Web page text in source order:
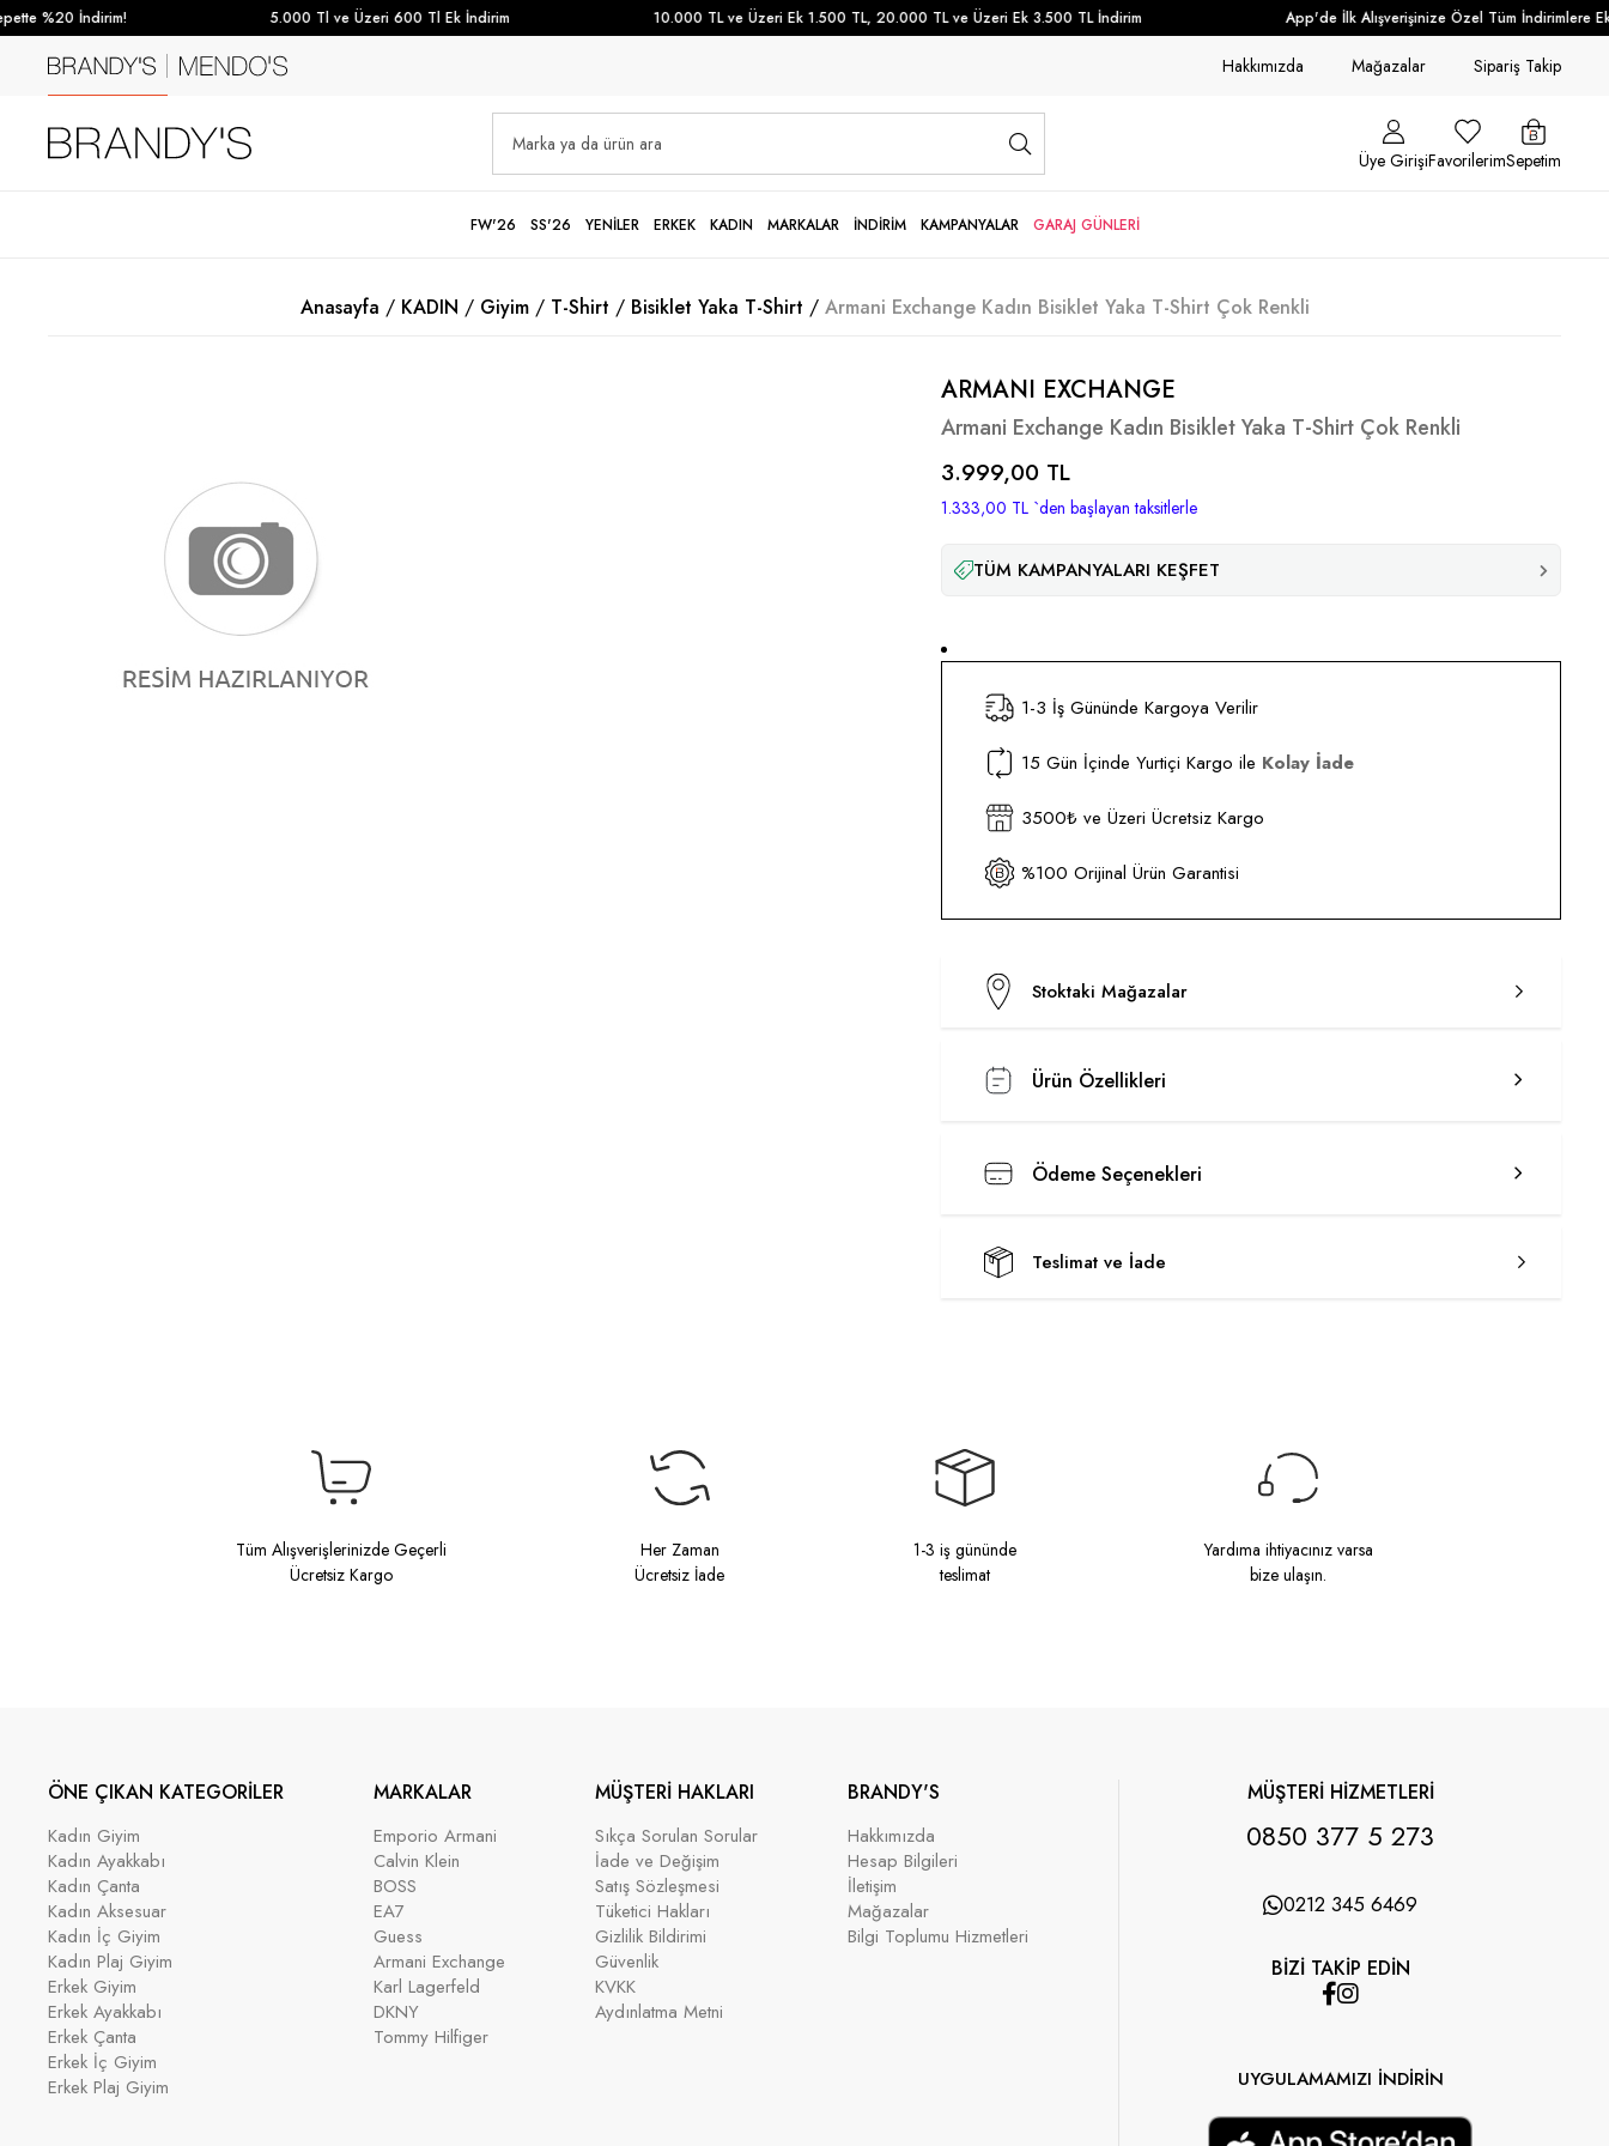
%20 İndirim! 5.000 Tl ve Üzeri 600 Tl Ek İndirim 10.000 TL ve Üzeri Ek 1.500 TL, 20.000 TL ve Üzeri Ek 3.500 TL İndirim App'de İlk Alışverişinize Özel Tüm İndirimlere Ek
Hakkımızda Mağazalar Sipariş Takip
Üye GirişiFavorilerimSepetim
FW'26 SS'26 YENİLER ERKEK KADIN MARKALAR İNDİRİM KAMPANYALAR GARAJ GÜNLERİ
Anasayfa KADIN Giyim T-Shirt Bisiklet Yaka T-Shirt Armani Exchange Kadın Bisiklet Yaka T-Shirt Çok Renkli
ARMANI EXCHANGE
Armani Exchange Kadın Bisiklet Yaka T-Shirt Çok Renkli
3.999,00 TL
1.333,00 TL `den başlayan taksitlerle
TÜM KAMPANYALARI KEŞFET
1-3 İş Gününde Kargoya Verilir
15 Gün İçinde Yurtiçi Kargo ile Kolay İade
3500₺ ve Üzeri Ücretsiz Kargo
%100 Orijinal Ürün Garantisi
Stoktaki Mağazalar
Ürün Özellikleri
Ödeme Seçenekleri
Teslimat ve İade
Tüm Alışverişlerinizde Geçerli
Ücretsiz Kargo
Her Zaman
Ücretsiz İade
1-3 iş gününde
teslimat
Yardıma ihtiyacınız varsa
bize ulaşın.
ÖNE ÇIKAN KATEGORİLER
Kadın Giyim
Kadın Ayakkabı
Kadın Çanta
Kadın Aksesuar
Kadın İç Giyim
Kadın Plaj Giyim
Erkek Giyim
Erkek Ayakkabı
Erkek Çanta
Erkek İç Giyim
Erkek Plaj Giyim
MARKALAR
Emporio Armani
Calvin Klein
BOSS
EA7
Guess
Armani Exchange
Karl Lagerfeld
DKNY
Tommy Hilfiger
MÜŞTERİ HAKLARI
Sıkça Sorulan Sorular
İade ve Değişim
Satış Sözleşmesi
Tüketici Hakları
Gizlilik Bildirimi
Güvenlik
KVKK
Aydınlatma Metni
BRANDY'S
Hakkımızda
Hesap Bilgileri
İletişim
Mağazalar
Bilgi Toplumu Hizmetleri
MÜŞTERİ HİZMETLERİ
0850 377 5 273
0212 345 6469
BİZİ TAKİP EDİN
UYGULAMAMIZI İNDİRİN